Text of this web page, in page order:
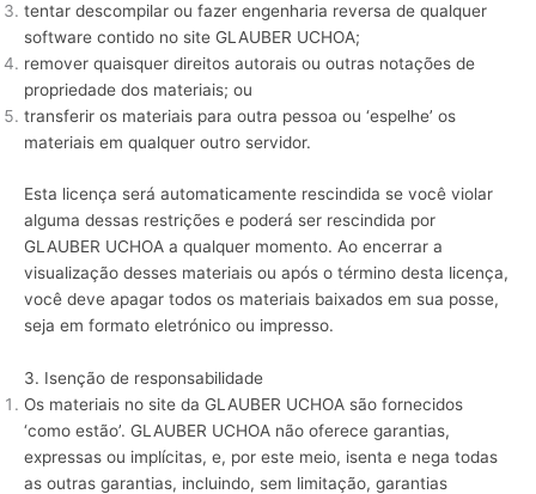
tentar descompilar ou fazer engenharia reversa de qualquer
software contido no site GLAUBER UCHOA;
remover quaisquer direitos autorais ou outras notações de
propriedade dos materiais; ou
transferir os materiais para outra pessoa ou ‘espelhe’ os
materiais em qualquer outro servidor.
Esta licença será automaticamente rescindida se você violar
alguma dessas restrições e poderá ser rescindida por
GLAUBER UCHOA a qualquer momento. Ao encerrar a
visualização desses materiais ou após o término desta licença,
você deve apagar todos os materiais baixados em sua posse,
seja em formato eletrónico ou impresso.
3. Isenção de responsabilidade
Os materiais no site da GLAUBER UCHOA são fornecidos
‘como estão’. GLAUBER UCHOA não oferece garantias,
expressas ou implícitas, e, por este meio, isenta e nega todas
as outras garantias, incluindo, sem limitação, garantias